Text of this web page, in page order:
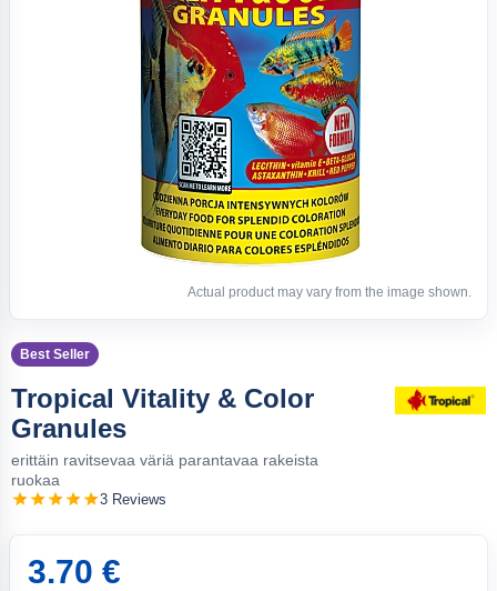
Actual product may vary from the image shown.
Best Seller
Tropical Vitality & Color
Granules
erittäin ravitsevaa väriä parantavaa rakeista
ruokaa
3 Reviews
3.70 €